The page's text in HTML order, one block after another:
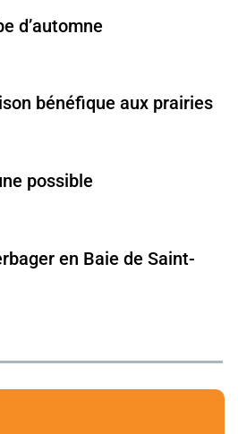
d’automne
bénéfique aux prairies
possible
en Baie de Saint-